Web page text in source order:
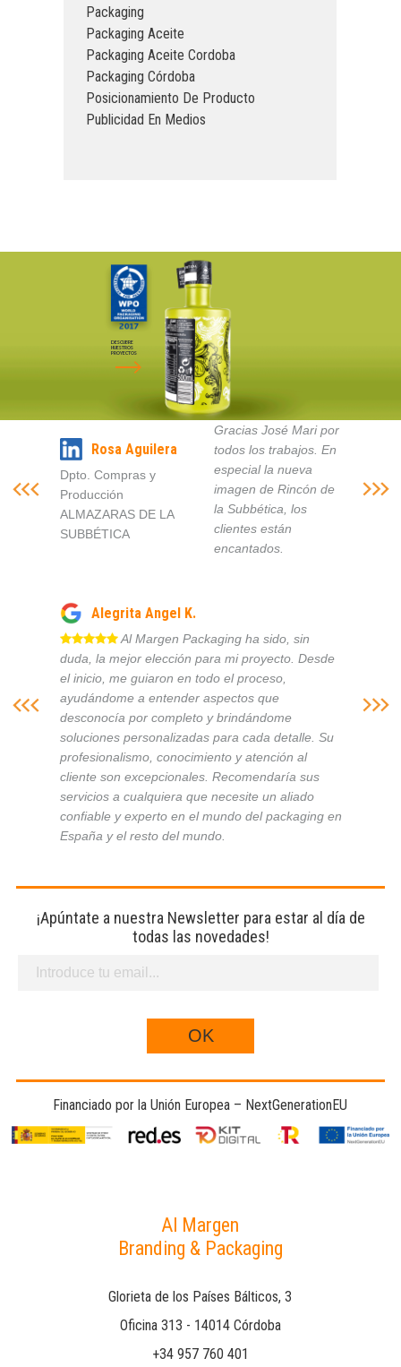
Packaging
Packaging Aceite
Packaging Aceite Cordoba
Packaging Córdoba
Posicionamiento De Producto
Publicidad En Medios
DESCUBRE
NUESTROS
PROYECTOS
Rosa Aguilera
Dpto. Compras y
Producción
ALMAZARAS DE LA
SUBBÉTICA
Gracias José Mari por
todos los trabajos. En
especial la nueva
imagen de Rincón de
la Subbética, los
clientes están
encantados.
Alegrita Angel K.
Al Margen Packaging ha sido, sin
duda, la mejor elección para mi proyecto. Desde
el inicio, me guiaron en todo el proceso,
ayudándome a entender aspectos que
desconocía por completo y brindándome
soluciones personalizadas para cada detalle. Su
profesionalismo, conocimiento y atención al
cliente son excepcionales. Recomendaría sus
servicios a cualquiera que necesite un aliado
confiable y experto en el mundo del packaging en
España y el resto del mundo.
¡Apúntate a nuestra Newsletter para estar al día de
todas las novedades!
Financiado por la Unión Europea – NextGenerationEU
Al Margen
Branding & Packaging
Glorieta de los Países Bálticos, 3
Oficina 313 - 14014 Córdoba
+34 957 760 401